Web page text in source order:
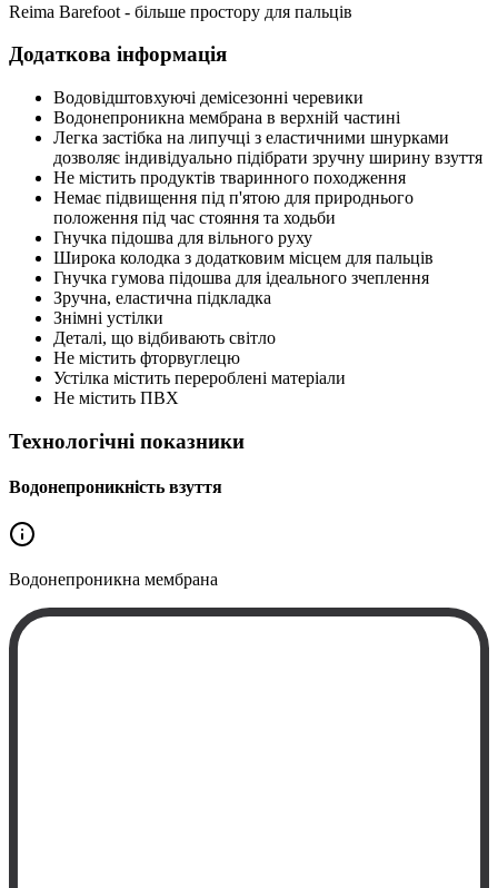
Reima Barefoot - більше простору для пальців
Додаткова інформація
Водовідштовхуючі демісезонні черевики
Водонепроникна мембрана в верхній частині
Легка застібка на липучці з еластичними шнурками
дозволяє індивідуально підібрати зручну ширину взуття
Не містить продуктів тваринного походження
Немає підвищення під п'ятою для природнього
положення під час стояння та ходьби
Гнучка підошва для вільного руху
Широка колодка з додатковим місцем для пальців
Гнучка гумова підошва для ідеального зчеплення
Зручна, еластична підкладка
Знімні устілки
Деталі, що відбивають світло
Не містить фторвуглецю
Устілка містить перероблені матеріали
Не містить ПВХ
Технологічні показники
Водонепроникність взуття
Водонепроникна мембрана